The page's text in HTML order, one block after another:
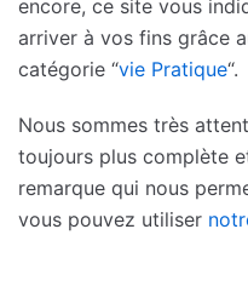
encore, ce site vous
arriver à vos fins grâce
catégorie “vie Pratique“.
Nous sommes très
toujours plus complète
remarque qui nous
vous pouvez utiliser